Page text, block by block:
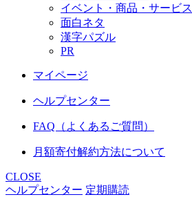
イベント・商品・サービス
面白ネタ
漢字パズル
PR
マイページ
ヘルプセンター
FAQ（よくあるご質問）
月額寄付解約方法について
CLOSE
ヘルプセンター 定期購読